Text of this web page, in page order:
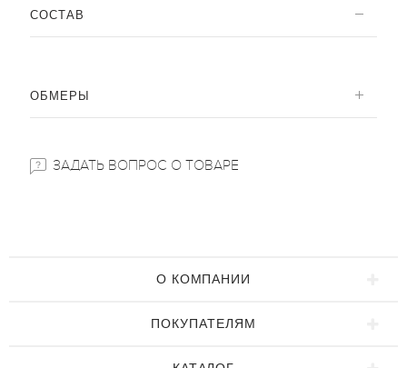
CОСТАВ
ОБМЕРЫ
ЗАДАТЬ ВОПРОС О ТОВАРЕ
О КОМПАНИИ
ПОКУПАТЕЛЯМ